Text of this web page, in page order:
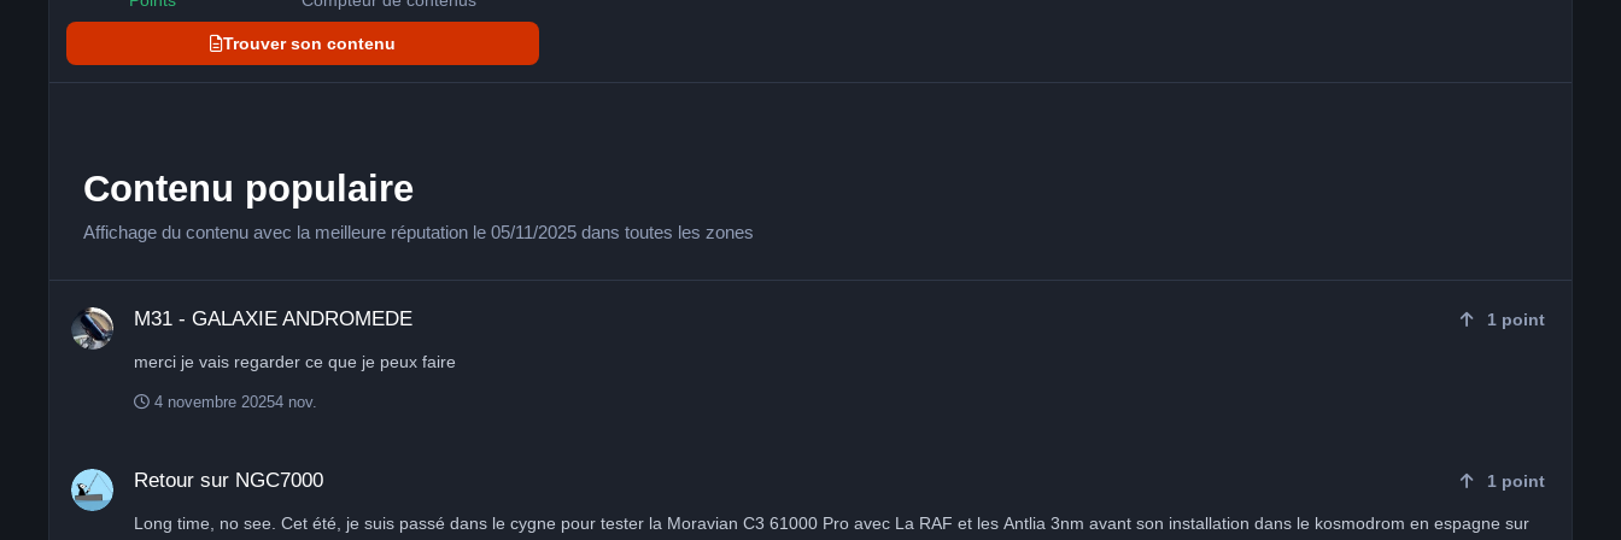
Trouver son contenu
Contenu populaire
Affichage du contenu avec la meilleure réputation le 05/11/2025 dans toutes les zones
M31 - GALAXIE ANDROMEDE 1 point
merci je vais regarder ce que je peux faire
4 novembre 20254 nov.
Retour sur NGC7000 1 point
Long time, no see. Cet été, je suis passé dans le cygne pour tester la Moravian C3 61000 Pro avec La RAF et les Antlia 3nm avant son installation dans le kosmodrom en espagne sur